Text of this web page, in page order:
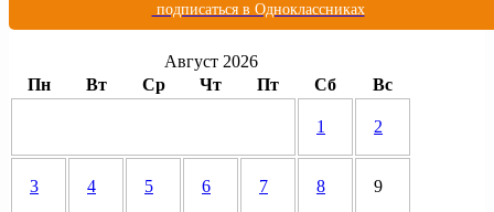
подписаться в Одноклассниках
Август 2026
Пн
Вт Ср Чт Пт Сб Вс
1 2
3 4 5 6 7 8 9